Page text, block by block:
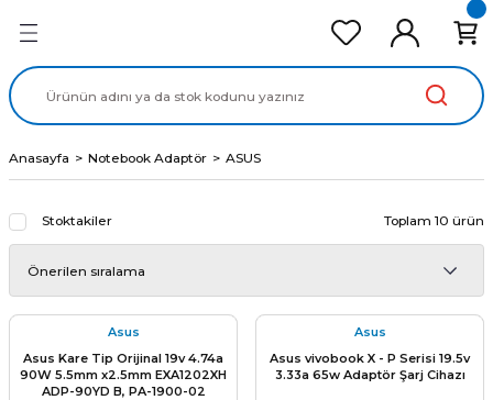
Ekran Panel
Data Kablo
Anasayfa Notebook Adaptör ASUS
Stoktakiler Toplam 10 ürün
Asus
Asus Kare Tip Orijinal 19v 4.74a
90W 5.5mm x2.5mm EXA1202XH
ADP-90YD B, PA-1900-02
Asus
Asus vivobook X - P Serisi 19.5v
3.33a 65w Adaptör Şarj Cihazı